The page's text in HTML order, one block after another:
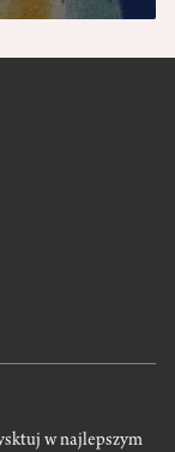
w najlepszym